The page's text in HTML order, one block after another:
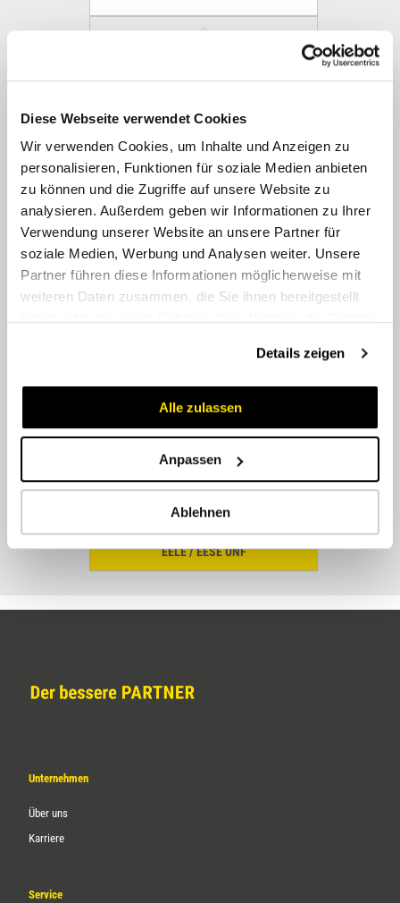
Diese Webseite verwendet Cookies
Wir verwenden Cookies, um Inhalte und Anzeigen zu
personalisieren, Funktionen für soziale Medien anbieten
zu können und die Zugriffe auf unsere Website zu
analysieren. Außerdem geben wir Informationen zu Ihrer
Verwendung unserer Website an unsere Partner für
soziale Medien, Werbung und Analysen weiter. Unsere
Partner führen diese Informationen möglicherweise mit
weiteren Daten zusammen, die Sie ihnen bereitgestellt
Details zeigen
Alle zulassen
Anpassen
Ablehnen
EELE / EESE UNF
Unternehmen
Über uns
Karriere
Service